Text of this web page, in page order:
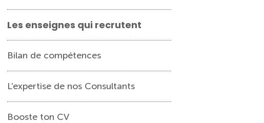
Les enseignes qui recrutent
Bilan de compétences
L'expertise de nos Consultants
Booste ton CV